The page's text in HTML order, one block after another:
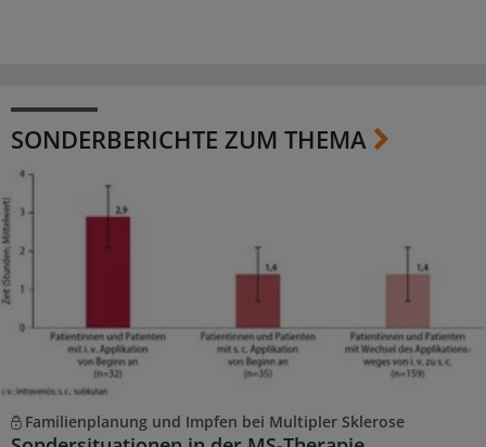
SONDERBERICHTE ZUM THEMA
Familienplanung und Impfen bei Multipler Sklerose